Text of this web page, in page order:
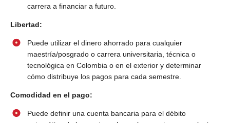
carrera a financiar a futuro.
Libertad:
Puede utilizar el dinero ahorrado para cualquier
maestría/posgrado o carrera universitaria, técnica o
tecnológica en Colombia o en el exterior y determinar
cómo distribuye los pagos para cada semestre.
Comodidad en el pago:
Puede definir una cuenta bancaria para el débito